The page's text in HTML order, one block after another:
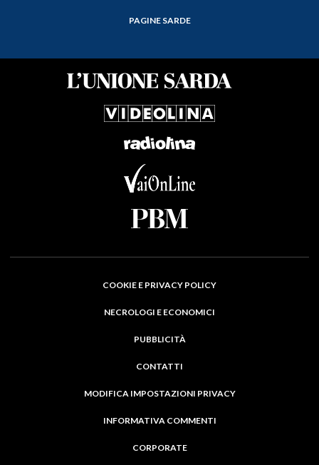
PAGINE SARDE
COOKIE E PRIVACY POLICY
NECROLOGI E ECONOMICI
PUBBLICITÀ
CONTATTI
MODIFICA IMPOSTAZIONI PRIVACY
INFORMATIVA COMMENTI
CORPORATE